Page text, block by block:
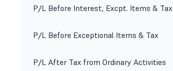
P/L Before Interest, Excpt. Items & Tax
P/L Before Exceptional Items & Tax
P/L After Tax from Ordinary Activities